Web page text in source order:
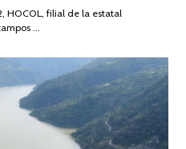
2026
HOCOL, filial de la estatal
…